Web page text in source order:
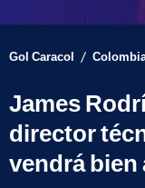
Gol Caracol /
James
director
vendrá